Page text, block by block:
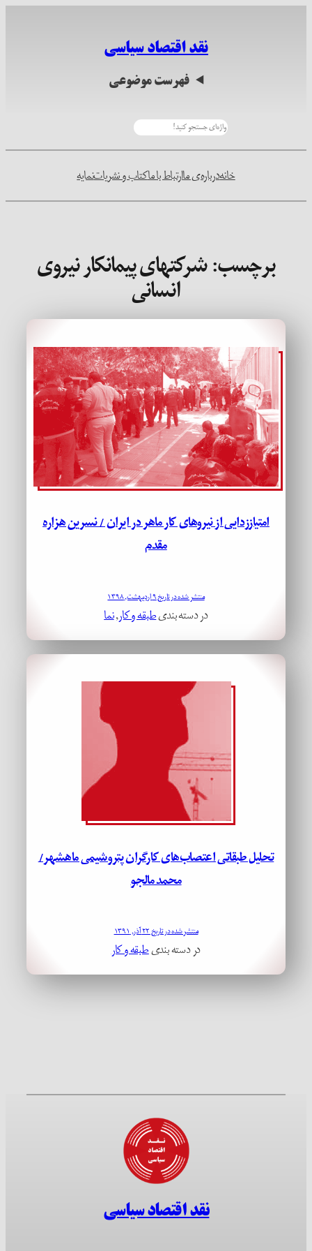
نقد اقتصاد سیاسی
فهرست موضوعی
خانهدرباره‌ی ماارتباط با ماکتاب و نشریاتنمایه
برچسب:شرکتهای پیمانکار نیروی
انسانی
امتیاززدایی از نیروهای کار ماهر در ایران / نسرین هزاره
مقدم
منتشر شده در تاریخ ۹ اردیبهشت, ۱۳۹۸
در دسته بندیطبقه و کار, نما
تحلیل طبقاتی اعتصاب­‌های کارگران پتروشیمی ماهشهر/
محمد مالجو
منتشر شده در تاریخ ۲۲ آذر, ۱۳۹۱
در دسته بندیطبقه و کار
نقد اقتصاد سیاسی